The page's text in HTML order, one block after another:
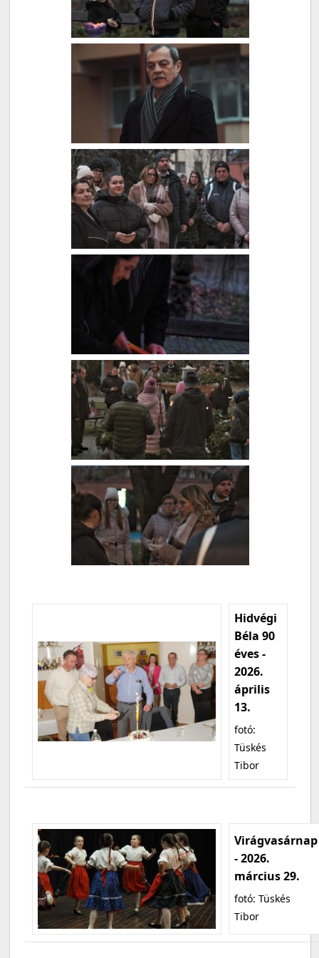
Hidvégi
Béla 90
éves -
2026.
április
13.
fotó:
Tüskés
Tibor
Virágvasárnap
- 2026.
március 29.
fotó: Tüskés
Tibor